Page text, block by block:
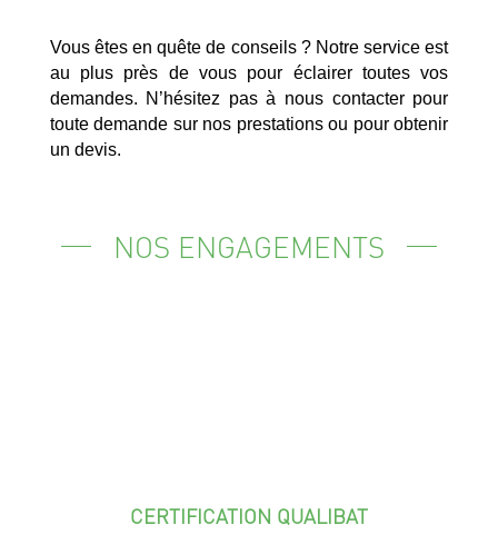
Vous êtes en quête de conseils ? Notre service est
au plus près de vous pour éclairer toutes vos
demandes. N’hésitez pas à nous contacter pour
toute demande sur nos prestations ou pour obtenir
un devis.
NOS ENGAGEMENTS
CERTIFICATION QUALIBAT